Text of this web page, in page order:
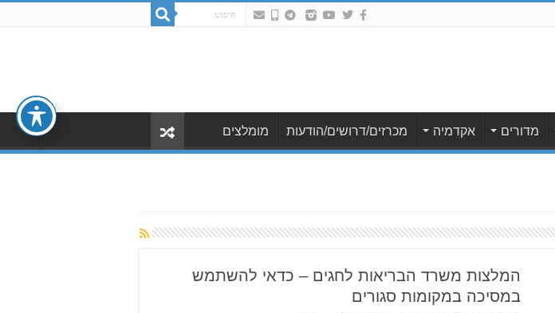
מדורים אקדמיה מכרזים/דרושים/הודעות מומלצים
המלצות משרד הבריאות לחגים – כדאי להשתמש
במסיכה במקומות סגורים